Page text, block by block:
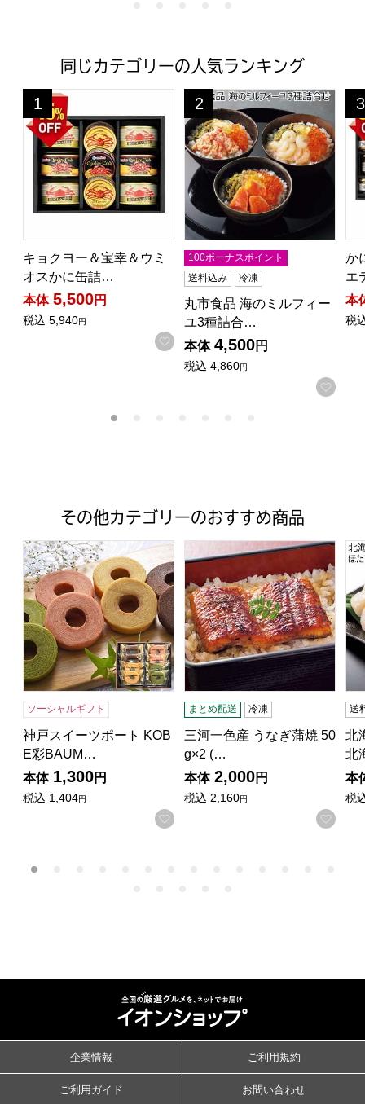
同じカテゴリーの人気ランキング
キョクヨー＆宝幸＆ウミオスかに缶詰ギフト【夏の贈り
1
位
キョクヨー＆宝幸＆ウミ
オスかに缶詰…
本体 5,500円
税込 5,940円
お気に入りに登録する
丸市食品 海のミルフィーユ3
2
位
100ボーナスポイント
送料込み
冷凍
丸市食品 海のミルフィー
ユ3種詰合…
本体 4,500円
税込 4,860円
お気
3
位
か
エ
本
税
その他カテゴリーのおすすめ商品
神戸スイーツポート KOBE彩BAUM【年間ギフト】[BKI-
ソーシャルギフト
神戸スイーツポート KOB
E彩BAUM…
本体 1,300円
税込 1,404円
お気に入りに登録する
三河一色産 うなぎ蒲焼 50g×2
まとめ配送 冷凍
三河一色産 うなぎ蒲焼 50
g×2 (…
本体 2,000円
税込 2,160円
お気
北
送
北
北
本
税
企業情報 ご利用規約
ご利用ガイド お問い合わせ